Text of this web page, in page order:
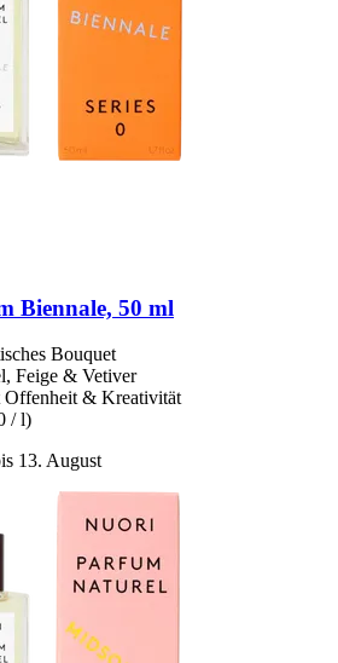
Biennale, 50 ml
Bouquet
Feige & Vetiver
Offenheit & Kreativität
/ l)
13. August